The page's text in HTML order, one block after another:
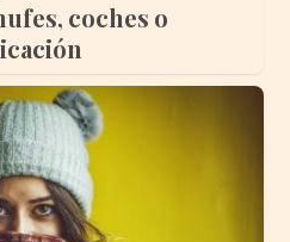
coches o